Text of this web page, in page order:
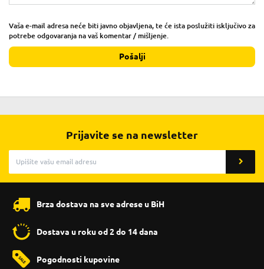
Vaša e-mail adresa neće biti javno objavljena, te će ista poslužiti isključivo za
potrebe odgovaranja na vaš komentar / mišljenje.
Pošalji
Prijavite se na newsletter
Brza dostava na sve adrese u BiH
Dostava u roku od 2 do 14 dana
Pogodnosti kupovine